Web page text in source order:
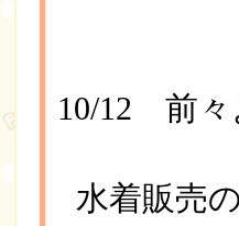
10/12 前々
水着販売